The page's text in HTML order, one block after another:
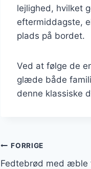
lejlighed, hvilket
eftermiddagste,
plads på bordet.
Ved at følge de
glæde både
denne klassiske
FORRIGE
Fedtebrød med æble